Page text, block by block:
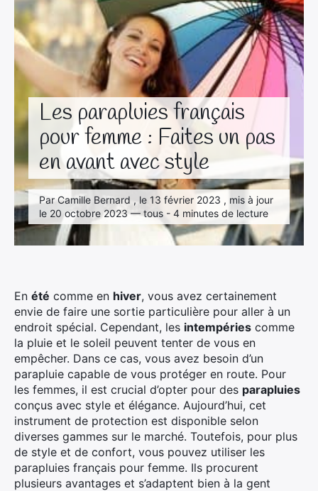
Les parapluies français
pour femme : Faites un pas
en avant avec style
Par Camille Bernard , le 13 février 2023 , mis à jour
le 20 octobre 2023 — tous - 4 minutes de lecture
En été comme en hiver, vous avez certainement
envie de faire une sortie particulière pour aller à un
endroit spécial. Cependant, les intempéries comme
la pluie et le soleil peuvent tenter de vous en
empêcher. Dans ce cas, vous avez besoin d’un
parapluie capable de vous protéger en route. Pour
les femmes, il est crucial d’opter pour des parapluies
conçus avec style et élégance. Aujourd’hui, cet
instrument de protection est disponible selon
diverses gammes sur le marché. Toutefois, pour plus
de style et de confort, vous pouvez utiliser les
parapluies français pour femme. Ils procurent
plusieurs avantages et s’adaptent bien à la gent
Déco & Maison
Amour